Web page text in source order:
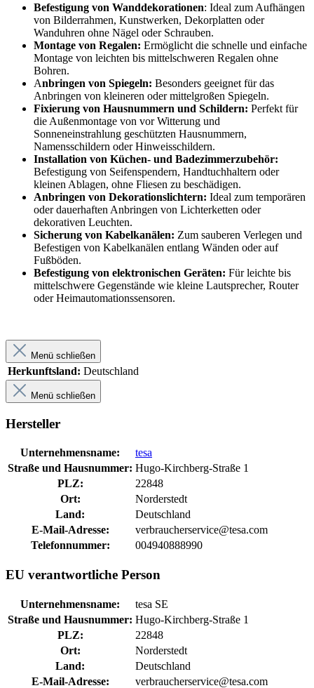
Befestigung von Wanddekorationen: Ideal zum Aufhängen
von Bilderrahmen, Kunstwerken, Dekorplatten oder
Wanduhren ohne Nägel oder Schrauben.
Montage von Regalen: Ermöglicht die schnelle und einfache
Montage von leichten bis mittelschweren Regalen ohne
Bohren.
Anbringen von Spiegeln: Besonders geeignet für das
Anbringen von kleineren oder mittelgroßen Spiegeln.
Fixierung von Hausnummern und Schildern: Perfekt für
die Außenmontage von vor Witterung und
Sonneneinstrahlung geschützten Hausnummern,
Namensschildern oder Hinweisschildern.
Installation von Küchen- und Badezimmerzubehör:
Befestigung von Seifenspendern, Handtuchhaltern oder
kleinen Ablagen, ohne Fliesen zu beschädigen.
Anbringen von Dekorationslichtern: Ideal zum temporären
oder dauerhaften Anbringen von Lichterketten oder
dekorativen Leuchten.
Sicherung von Kabelkanälen: Zum sauberen Verlegen und
Befestigen von Kabelkanälen entlang Wänden oder auf
Fußböden.
Befestigung von elektronischen Geräten: Für leichte bis
mittelschwere Gegenstände wie kleine Lautsprecher, Router
oder Heimautomationssensoren.
Menü schließen
Herkunftsland: Deutschland
Menü schließen
Hersteller
Unternehmensname:
tesa
Straße und Hausnummer: Hugo-Kirchberg-Straße 1
PLZ:
22848
Ort:
Norderstedt
Land:
Deutschland
E-Mail-Adresse:
verbraucherservice@tesa.com
Telefonnummer:
004940888990
EU verantwortliche Person
Unternehmensname:
tesa SE
Straße und Hausnummer: Hugo-Kirchberg-Straße 1
PLZ:
22848
Ort:
Norderstedt
Land:
Deutschland
E-Mail-Adresse:
verbraucherservice@tesa.com